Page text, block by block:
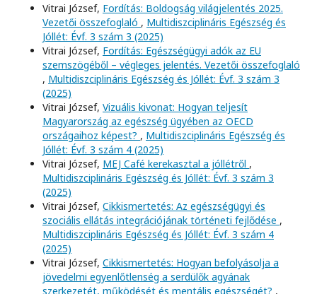
Vitrai József, Fordítás: Boldogság világjelentés 2025.
Vezetői összefoglaló , Multidiszciplináris Egészség és
Jóllét: Évf. 3 szám 3 (2025)
Vitrai József, Fordítás: Egészségügyi adók az EU
szemszögéből – végleges jelentés. Vezetői összefoglaló
, Multidiszciplináris Egészség és Jóllét: Évf. 3 szám 3
(2025)
Vitrai József, Vizuális kivonat: Hogyan teljesít
Magyarország az egészség ügyében az OECD
országaihoz képest? , Multidiszciplináris Egészség és
Jóllét: Évf. 3 szám 4 (2025)
Vitrai József, MEJ Café kerekasztal a jóllétről ,
Multidiszciplináris Egészség és Jóllét: Évf. 3 szám 3
(2025)
Vitrai József, Cikkismertetés: Az egészségügyi és
szociális ellátás integrációjának történeti fejlődése ,
Multidiszciplináris Egészség és Jóllét: Évf. 3 szám 4
(2025)
Vitrai József, Cikkismertetés: Hogyan befolyásolja a
jövedelmi egyenlőtlenség a serdülők agyának
szerkezetét, működését és mentális egészségét? ,